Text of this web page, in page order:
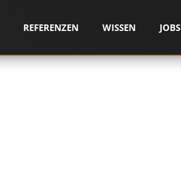
REFERENZEN WISSEN JOBS